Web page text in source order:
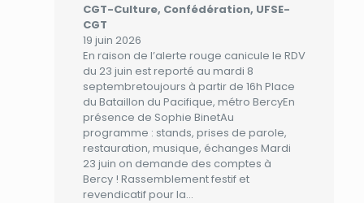
CGT-Culture, Confédération, UFSE-
CGT
19 juin 2026
En raison de l’alerte rouge canicule le RDV
du 23 juin est reporté au mardi 8
septembretoujours à partir de 16h Place
du Bataillon du Pacifique, métro BercyEn
présence de Sophie BinetAu
programme : stands, prises de parole,
restauration, musique, échanges Mardi
23 juin on demande des comptes à
Bercy ! Rassemblement festif et
revendicatif pour la…